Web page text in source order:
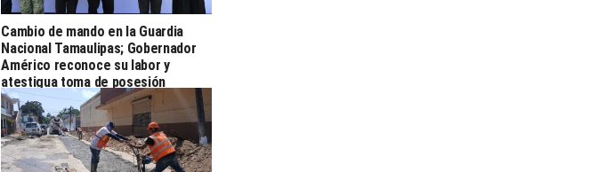
Cambio de mando en la Guardia
Nacional Tamaulipas; Gobernador
Américo reconoce su labor y
atestigua toma de posesión